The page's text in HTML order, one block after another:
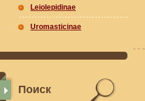
Leiolepidinae
Uromasticinae
Поиск